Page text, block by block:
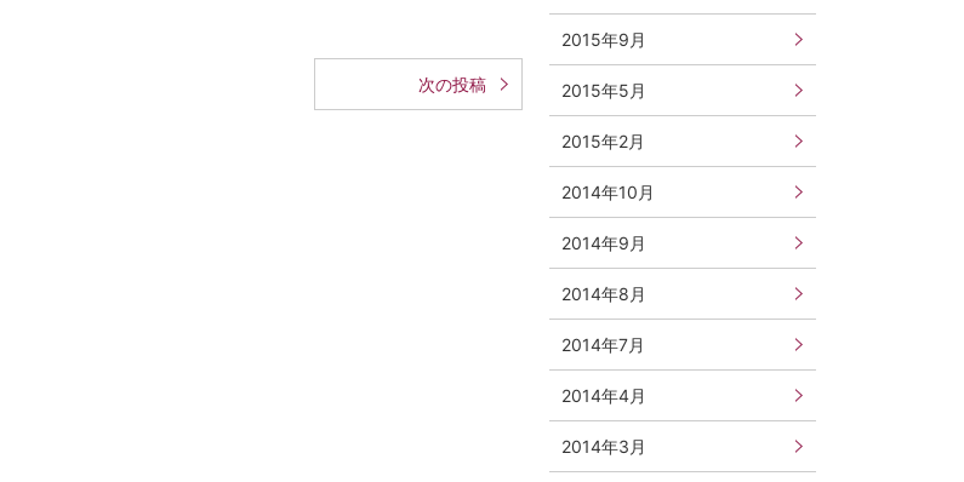
次の投稿
2015年9月
2015年5月
2015年2月
2014年10月
2014年9月
2014年8月
2014年7月
2014年4月
2014年3月